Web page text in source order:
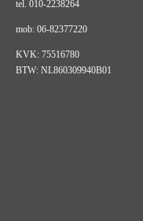
tel. 010-2238264
mob: 06-82377220
KVK: 75516780
BTW: NL860309940B01